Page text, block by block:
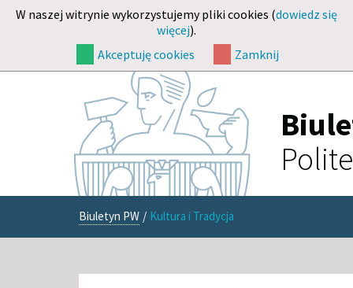
W naszej witrynie wykorzystujemy pliki cookies (dowiedz się
więcej).
Akceptuję cookies
Zamknij
Biuletyn PW / Kultura i Tradycja